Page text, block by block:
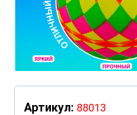
Артикул: 88013